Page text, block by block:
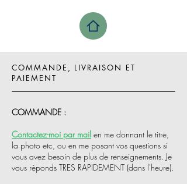
COMMANDE, LIVRAISON ET
PAIEMENT
COMMANDE :
Contactez-moi par mail en me donnant le titre,
la photo etc, ou en me posant vos questions si
vous avez besoin de plus de renseignements. Je
vous réponds TRES RAPIDEMENT (dans l'heure).